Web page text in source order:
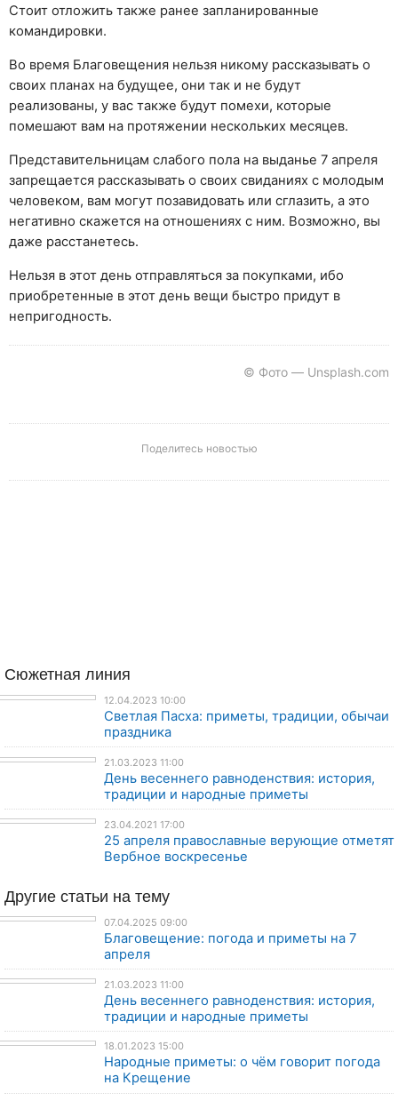
Стоит отложить также ранее запланированные
командировки.
Во время Благовещения нельзя никому рассказывать о
своих планах на будущее, они так и не будут
реализованы, у вас также будут помехи, которые
помешают вам на протяжении нескольких месяцев.
Представительницам слабого пола на выданье 7 апреля
запрещается рассказывать о своих свиданиях с молодым
человеком, вам могут позавидовать или сглазить, а это
негативно скажется на отношениях с ним. Возможно, вы
даже расстанетесь.
Нельзя в этот день отправляться за покупками, ибо
приобретенные в этот день вещи быстро придут в
непригодность.
© Фото — Unsplash.com
Поделитесь новостью
Сюжетная линия
12.04.2023 10:00
Светлая Пасха: приметы, традиции, обычаи
праздника
21.03.2023 11:00
День весеннего равноденствия: история,
традиции и народные приметы
23.04.2021 17:00
25 апреля православные верующие отметят
Вербное воскресенье
Другиестатьи на тему
07.04.2025 09:00
Благовещение: погода и приметы на 7
апреля
21.03.2023 11:00
День весеннего равноденствия: история,
традиции и народные приметы
18.01.2023 15:00
Народные приметы: о чём говорит погода
на Крещение